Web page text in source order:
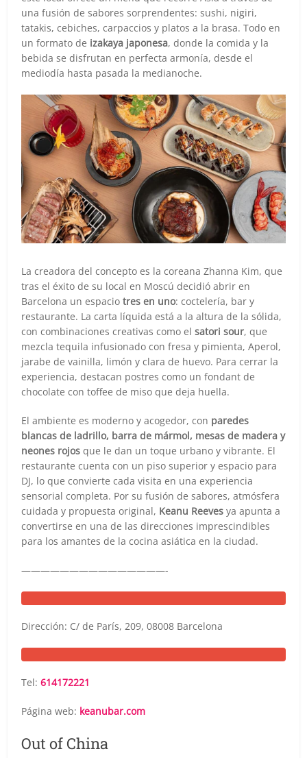
una fusión de sabores sorprendentes: sushi, nigiri,
tatakis, cebiches, carpaccios y platos a la brasa. Todo en
un formato de izakaya japonesa, donde la comida y la
bebida se disfrutan en perfecta armonía, desde el
mediodía hasta pasada la medianoche.
La creadora del concepto es la coreana Zhanna Kim, que
tras el éxito de su local en Moscú decidió abrir en
Barcelona un espaciotres en uno: coctelería, bar y
restaurante. La carta líquida está a la altura de la sólida,
con combinaciones creativas como elsatori sour, que
mezcla tequila infusionado con fresa y pimienta, Aperol,
jarabe de vainilla, limón y clara de huevo. Para cerrar la
experiencia, destacan postres como un fondant de
chocolate con toffee de miso que deja huella.
El ambiente es moderno y acogedor, con paredes
blancas de ladrillo, barra de mármol, mesas de madera y
neones rojos que le dan un toque urbano y vibrante. El
restaurante cuenta con un piso superior y espacio para
DJ, lo que convierte cada visita en una experiencia
sensorial completa. Por su fusión de sabores, atmósfera
cuidada y propuesta original, Keanu Reeves ya apunta a
convertirse en una de las direcciones imprescindibles
para los amantes de la cocina asiática en la ciudad.
———————————————-
Dirección: C/ de París, 209, 08008 Barcelona
Tel:614172221
Página web: keanubar.com
Out of China